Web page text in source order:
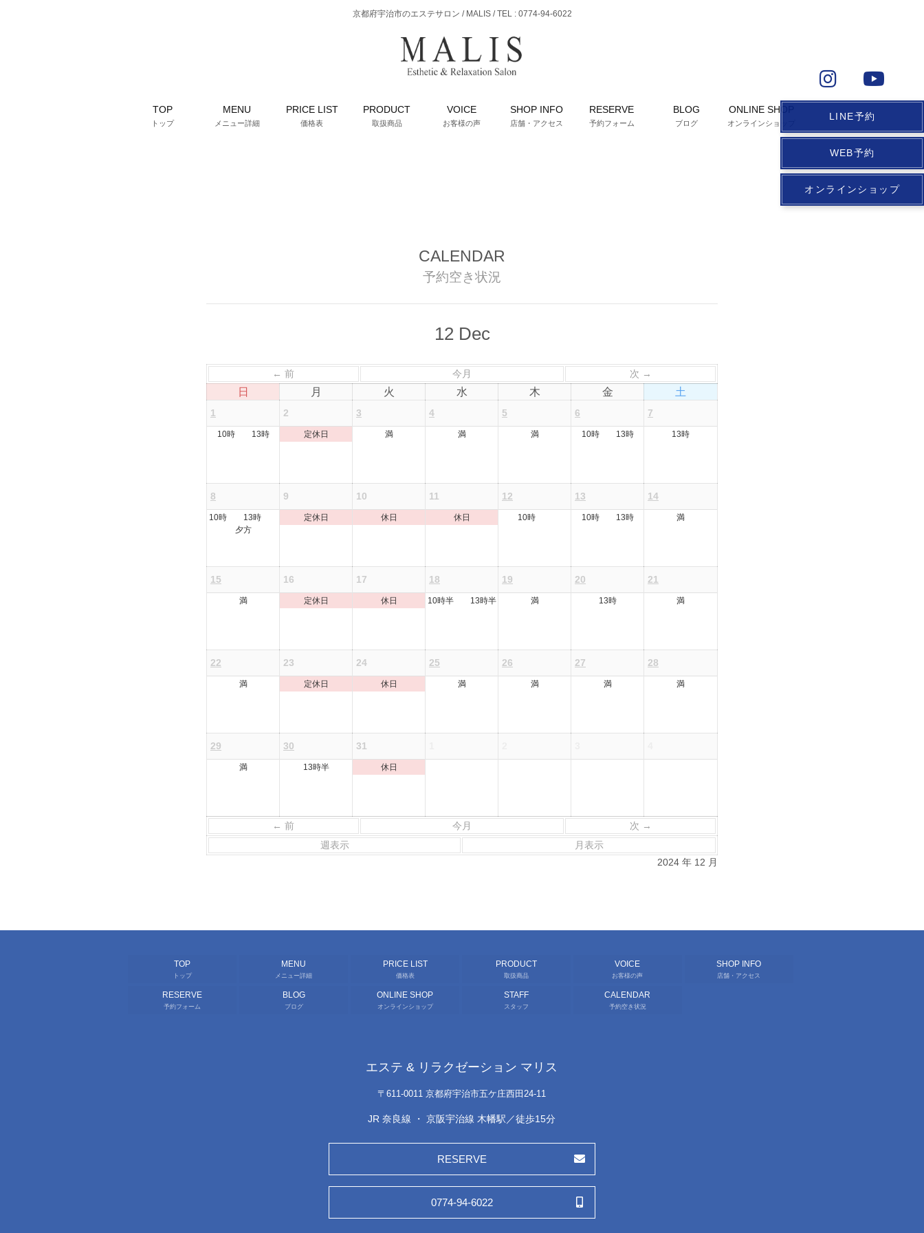
京都府宇治市のエステサロン / MALIS / TEL : 0774-94-6022
TOP
トップ
MENU
メニュー詳細
PRICE LIST
価格表
PRODUCT
取扱商品
VOICE
お客様の声
SHOP INFO
店舗・アクセス
RESERVE
予約フォーム
BLOG
ブログ
ONLINE SHOP
オンラインショップ
CALENDAR
予約空き状況
12 Dec
← 前 今月 次 →
日 月 火 水 木 金 土
1
10時 13時
2
定休日
3
満
4
満
5
満
6
10時 13時
7
13時
8
10時 13時
夕方
9
定休日
10
休日
11
休日
12
10時
13
10時 13時
14
満
15
満
16
定休日
17
休日
18
10時半 13時半
19
満
20
13時
21
満
22
満
23
定休日
24
休日
25
満
26
満
27
満
28
満
29
満
30
13時半
31
休日
← 前 今月
次 →
週表示
月表示
2024 年 12 月
TOP
トップ
MENU
メニュー詳細
PRICE LIST
価格表
PRODUCT
取扱商品
VOICE
お客様の声
SHOP INFO
店舗・アクセス
RESERVE
予約フォーム
BLOG
ブログ
ONLINE SHOP
オンラインショップ
STAFF
スタッフ
CALENDAR
予約空き状況
エステ & リラクゼーション マリス
〒611-0011 京都府宇治市五ケ庄西田24-11
JR 奈良線 ・ 京阪宇治線 木幡駅／徒歩15分
RESERVE
0774-94-6022
LINE予約
WEB予約
オンラインショップ